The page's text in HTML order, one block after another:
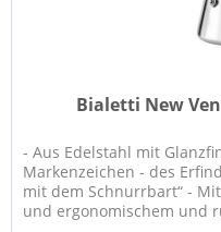
Bialetti New
- Aus Edelstahl mit
Markenzeichen - des
mit dem Schnurrbart“ -
und ergonomischem und